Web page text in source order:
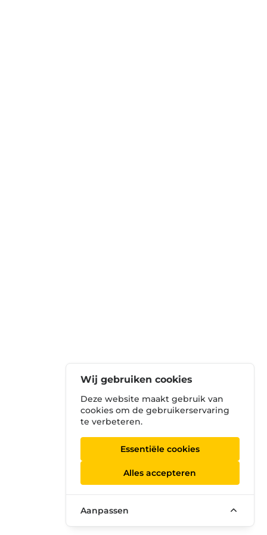
Wij gebruiken cookies
Deze website maakt gebruik van
cookies om de gebruikerservaring
te verbeteren.
Essentiële cookies
Alles accepteren
Aanpassen